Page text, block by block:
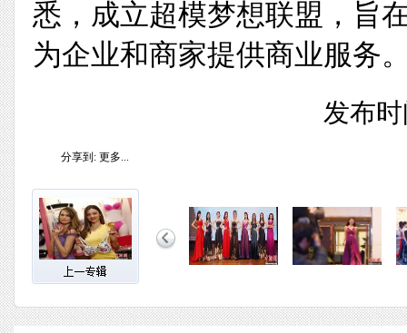
悉，成立超模梦想联盟，旨
为企业和商家提供商业服务
发布
分享到: 更多...